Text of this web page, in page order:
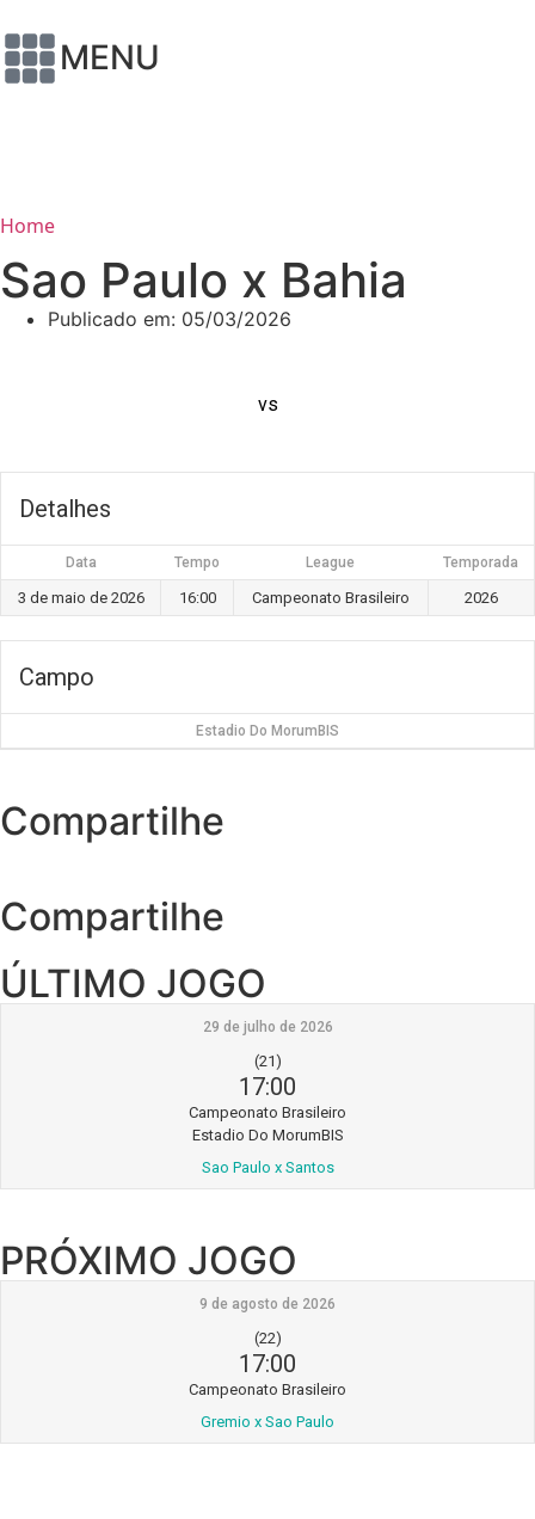
MENU
Home
Sao Paulo x Bahia
Publicado em: 05/03/2026
vs
Detalhes
Data Tempo League Temporada
3 de maio de 2026 16:00 Campeonato Brasileiro 2026
Campo
Estadio Do MorumBIS
Compartilhe
Compartilhe
ÚLTIMO JOGO
29 de julho de 2026
(21)
17:00
Campeonato Brasileiro
Estadio Do MorumBIS
Sao Paulo x Santos
PRÓXIMO JOGO
9 de agosto de 2026
(22)
17:00
Campeonato Brasileiro
Gremio x Sao Paulo